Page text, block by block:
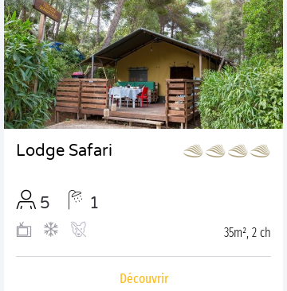
Lodge Safari
5 1
35m², 2 ch
Découvrir